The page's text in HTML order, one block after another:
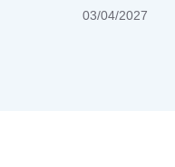
03/04/2027